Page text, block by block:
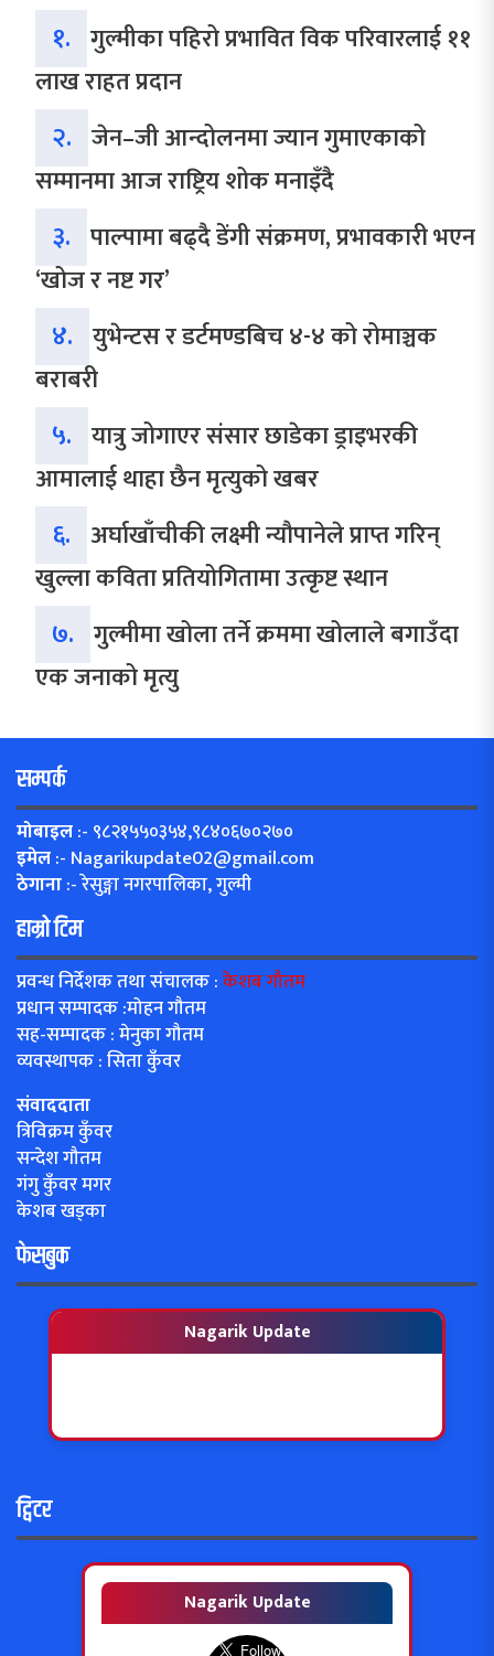
१. गुल्मीका पहिरो प्रभावित विक परिवारलाई ११
लाख राहत प्रदान
२. जेन–जी आन्दोलनमा ज्यान गुमाएकाको
सम्मानमा आज राष्ट्रिय शोक मनाइँदै
३. पाल्पामा बढ्दै डेंगी संक्रमण, प्रभावकारी भएन
‘खोज र नष्ट गर’
४. युभेन्टस र डर्टमण्डबिच ४-४ को रोमाञ्चक
बराबरी
५. यात्रु जोगाएर संसार छाडेका ड्राइभरकी
आमालाई थाहा छैन मृत्युको खबर
६. अर्घाखाँचीकी लक्ष्मी न्यौपानेले प्राप्त गरिन्
खुल्ला कविता प्रतियोगितामा उत्कृष्ट स्थान
७. गुल्मीमा खोला तर्ने क्रममा खोलाले बगाउँदा
एक जनाको मृत्यु
सम्पर्क
मोबाइल:- ९८२१५५०३५४,९८४०६७०२७०
इमेल:- Nagarikupdate02@gmail.com
ठेगाना:- रेसुङ्गा नगरपालिका, गुल्मी
हाम्रो टिम
प्रवन्ध निर्देशक तथा संचालक :केशब गौतम
प्रधान सम्पादक :मोहन गौतम
सह-सम्पादक : मेनुका गौतम
व्यवस्थापक : सिता कुँवर
संवाददाता
त्रिविक्रम कुँवर
सन्देश गौतम
गंगु कुँवर मगर
केशब खड्का
फेसबुक
Nagarik Update
ट्विटर
Nagarik Update